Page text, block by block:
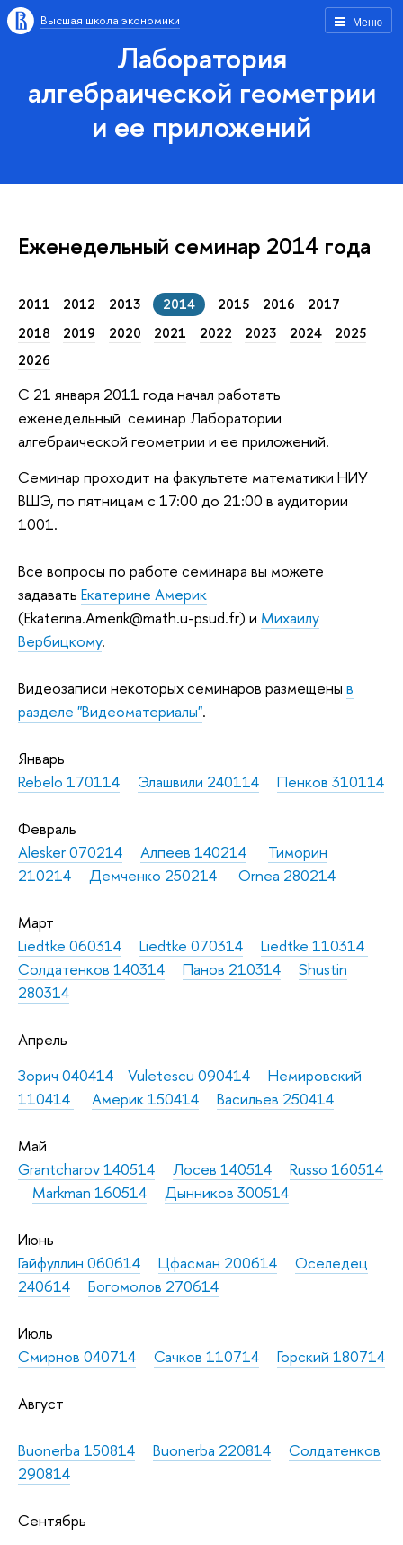
Меню
Высшая школа экономики
Лаборатория
алгебраической геометрии
и ее приложений
Еженедельный семинар 2014 года
2011 2012 2013 2014 2015 2016
2017
2018
2019 2020 2021 2022 2023 2024
2025
2026
С 21 января 2011 года начал работать
еженедельный семинар Лаборатории
алгебраической геометрии и ее приложений.
Семинар проходит на факультете математики НИУ
ВШЭ, по пятницам с 17:00 до 21:00 в аудитории
1001.
Все вопросы по работе семинара вы можете
задавать Екатерине Америк
(Ekaterina.Amerik@math.u-psud.fr) и Михаилу
Вербицкому.
Видеозаписи некоторых семинаров размещены в
разделе "Видеоматериалы".
Январь
Rebelo 170114
Элашвили 240114 Пенков 310114
Февраль
Alesker 070214
Алпеев 140214
Тиморин
210214
Демченко 250214 Ornea 280214
Март
Liedtke 060314
Liedtke 070314
Liedtke 110314
Солдатенков 140314
Панов 210314
Shustin
280314
Апрель
Зорич 040414
Vuletescu 090414
Немировский
110414
Америк 150414 Васильев 250414
Май
Grantcharov 140514
Лосев 140514
Russo 160514
Markman 160514
Дынников 300514
Июнь
Гайфуллин 060614
Цфасман 200614
Оселедец
240614
Богомолов 270614
Июль
Смирнов 040714
Сачков 110714 Горский 180714
Август
Buonerba 150814 Buonerba 220814
Солдатенков
290814
Сентябрь